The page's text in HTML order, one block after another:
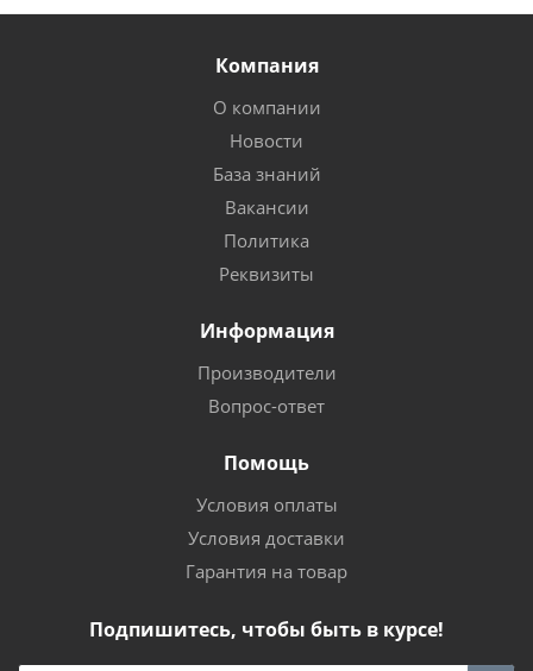
Компания
О компании
Новости
База знаний
Вакансии
Политика
Реквизиты
Информация
Производители
Вопрос-ответ
Помощь
Условия оплаты
Условия доставки
Гарантия на товар
Подпишитесь, чтобы быть в курсе!